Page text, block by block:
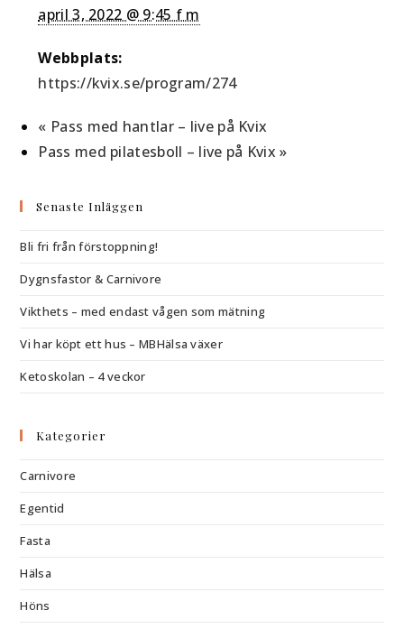
april 3, 2022 @ 9:45 f m
Webbplats:
https://kvix.se/program/274
« Pass med hantlar – live på Kvix
Pass med pilatesboll – live på Kvix»
Senaste Inläggen
Bli fri från förstoppning!
Dygnsfastor & Carnivore
Vikthets – med endast vågen som mätning
Vi har köpt ett hus – MBHälsa växer
Ketoskolan – 4 veckor
Kategorier
Carnivore
Egentid
Fasta
Hälsa
Höns